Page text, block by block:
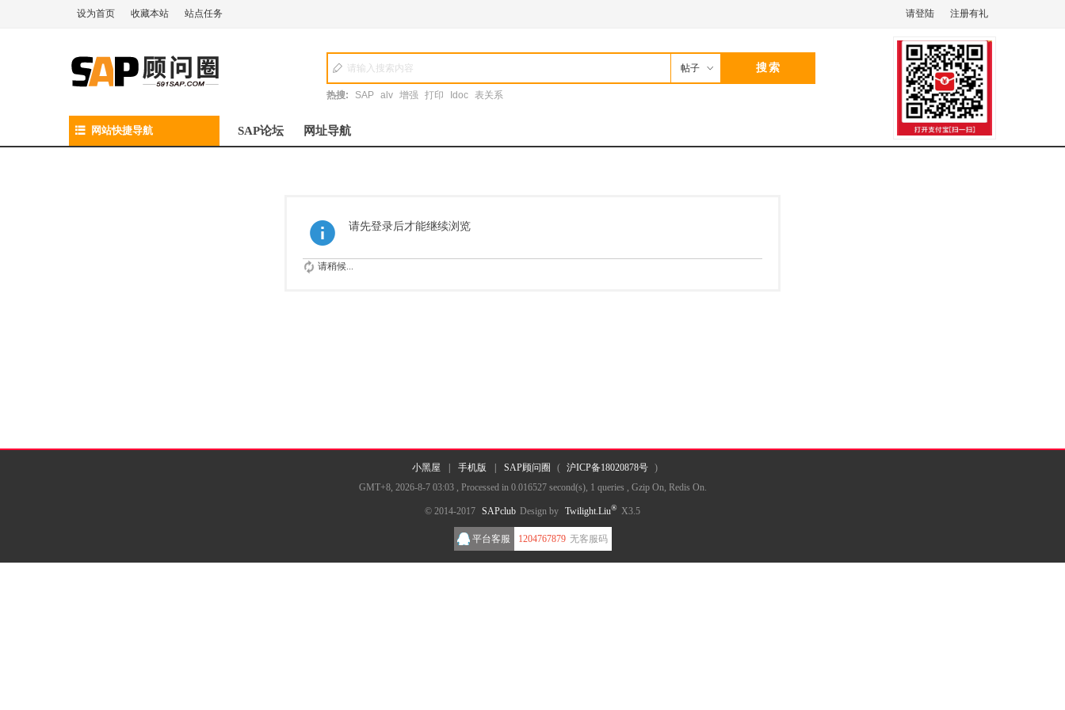
设为首页 收藏本站 站点任务 请登陆 注册有礼
帖子
热搜: SAP alv 增强 打印 Idoc 表关系
网站快捷导航 SAP论坛 网址导航
请先登录后才能继续浏览
请稍候...
小黑屋 手机版 SAP顾问圈 ( 沪ICP备18020878号
)
GMT+8, 2026-8-7 03:03, Processed in 0.016527 second(s), 1 queries , Gzip On, Redis On.
© 2014-2017 SAPclub Design by Twilight.Liu® X3.5
平台客服 1204767879 无客服码